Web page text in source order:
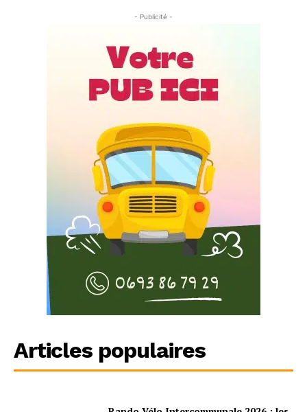
- Publicité -
Articles populaires